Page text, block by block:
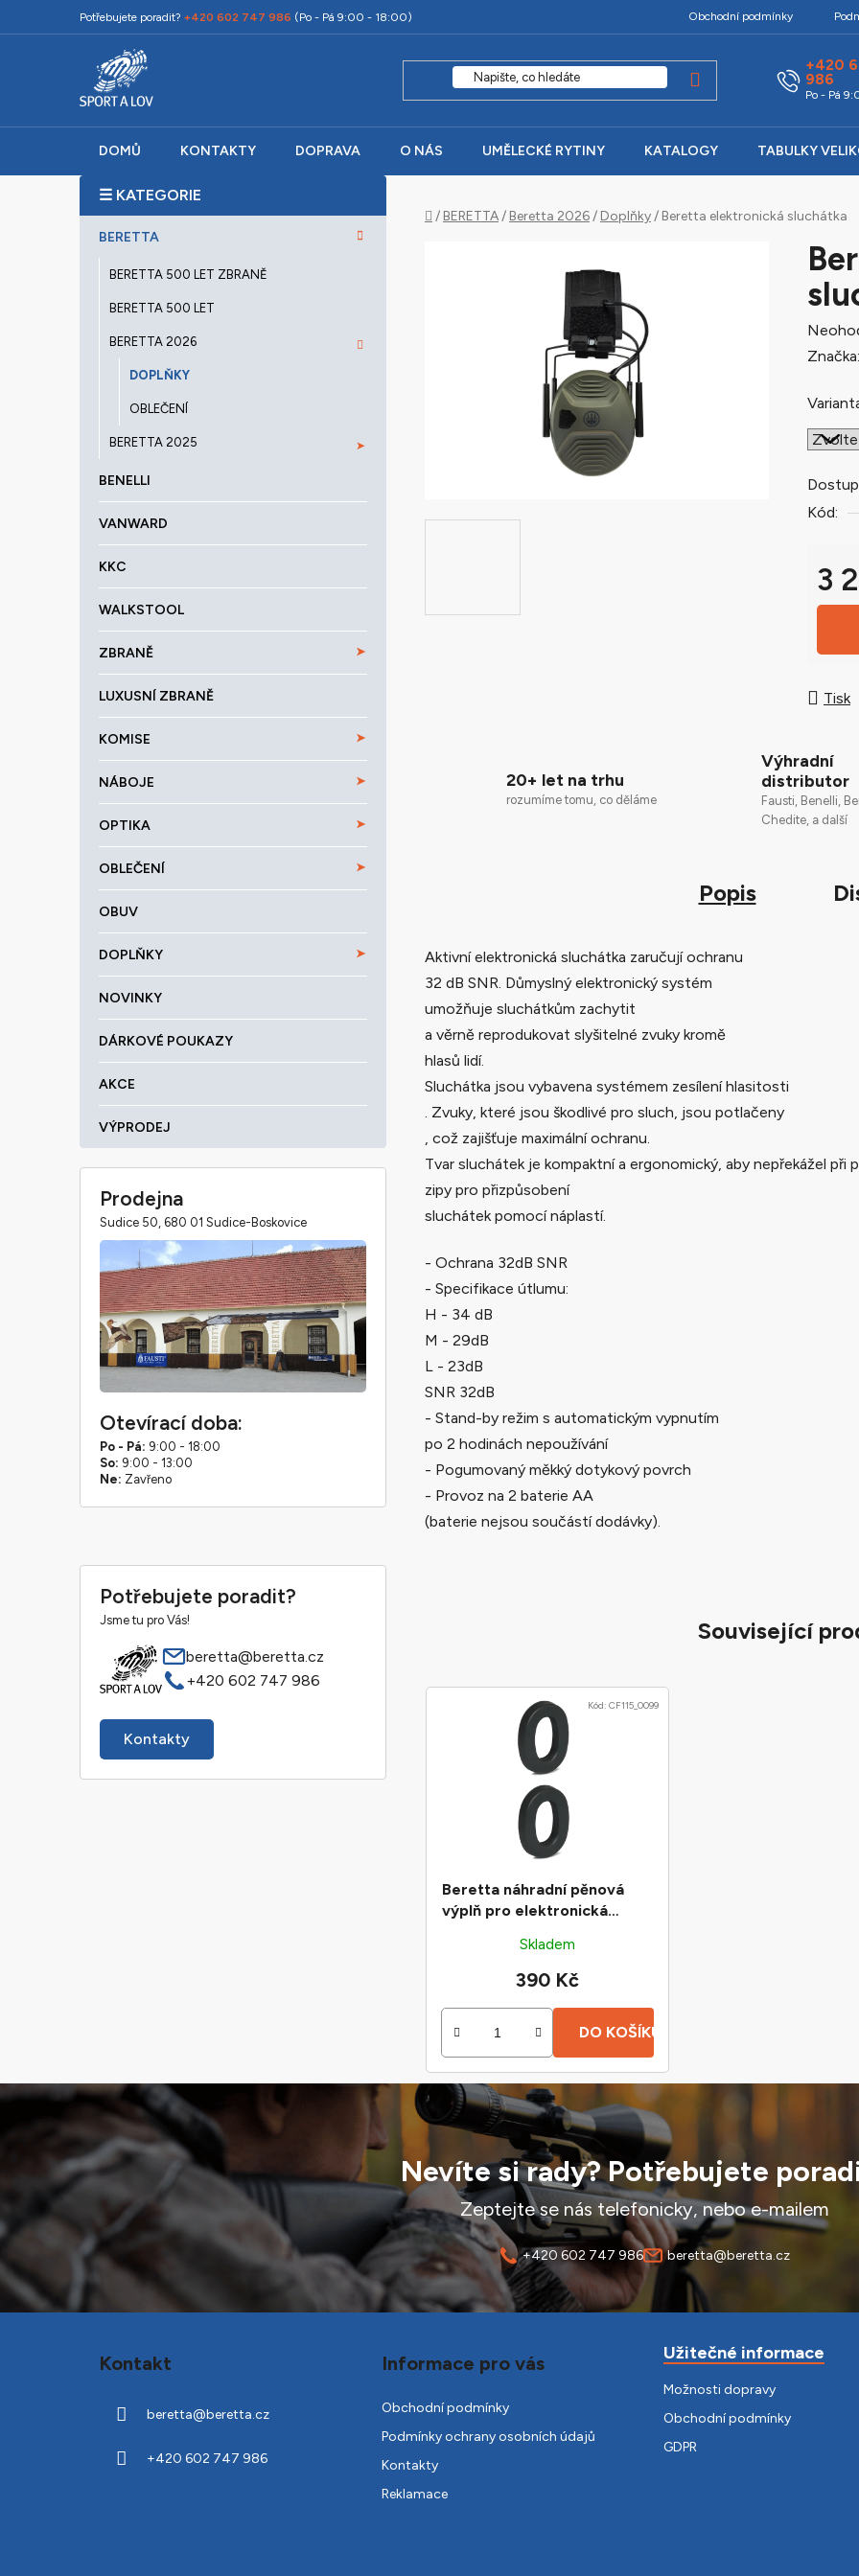
na
Potřebujete poradit? +420 602 747 986 (Po - Pá 9:00 - 18:00) Obchodní podmínky
+420
986
Po - Pá
DOMŮ KONTAKTY DOPRAVA O NÁS UMĚLECKÉ RYTINY KATALOGY TABULKY
P
o
kategorie
BERETTA
BERETTA 500 LET ZBRANĚ
BERETTA 500 LET
BERETTA 2026
DOPLŇKY
OBLEČENÍ
BERETTA 2025
BENELLI
VANWARD
KKC
WALKSTOOL
ZBRANĚ
LUXUSNÍ ZBRANĚ
KOMISE
NÁBOJE
OPTIKA
OBLEČENÍ
OBUV
DOPLŇKY
NOVINKY
DÁRKOVÉ POUKAZY
AKCE
VÝPRODEJ
Prodejna
Sudice 50, 680 01 Sudice-Boskovice
Otevírací doba:
Po - Pá: 9:00 - 18:00
So: 9:00 - 13:00
Ne: Zavřeno
Potřebujete poradit?
Jsme tu pro Vás!
beretta@beretta.cz
+420 602 747 986
Kontakty
Domů
/ BERETTA/ Beretta 2026/ Doplňky/ Beretta elektronická sluchátka
je
0,0
5
Značka:
Kód:
3
Tisk
20+ let na trhu
rozumíme tomu, co děláme
Výhradní
distributor
Fausti, Benelli,
Chedite, a další
Popis
Aktivní elektronická sluchátka zaručují ochranu
32 dB SNR. Důmyslný elektronický systém
umožňuje sluchátkům zachytit
a věrně reprodukovat slyšitelné zvuky kromě
hlasů lidí.
Sluchátka jsou vybavena systémem zesílení hlasitosti
. Zvuky, které jsou škodlivé pro sluch, jsou potlačeny
, což zajišťuje maximální ochranu.
Tvar sluchátek je kompaktní a ergonomický, aby nepřekážel při
zipy pro přizpůsobení
sluchátek pomocí náplastí.
- Ochrana 32dB SNR
- Specifikace útlumu:
H - 34 dB
M - 29dB
L - 23dB
SNR 32dB
- Stand-by režim s automatickým vypnutím
po 2 hodinách nepoužívání
- Pogumovaný měkký dotykový povrch
- Provoz na 2 baterie AA
(baterie nejsou součástí dodávky).
Související
Beretta náhradní pěnová
výplň pro elektronická
Skladem
DO KOŠÍKU
390 Kč
Kód: CF115_0099
Nevíte si rady? Potřebujete
Zeptejte se nás telefonicky, nebo e-mailem
+420 602 747 986 beretta@beretta.cz
Kontakt
beretta@beretta.cz
+420 602 747 986
Informace pro vás
Obchodní podmínky
Podmínky ochrany osobních údajů
Kontakty
Reklamace
Užitečné informace
Možnosti dopravy
Obchodní podmínky
GDPR